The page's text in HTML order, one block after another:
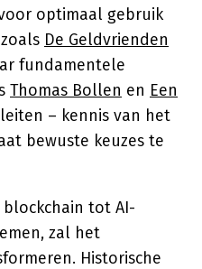
optimaal gebruik
De Geldvrienden
fundamentele
Thomas Bollen en Een
– kennis van het
bewuste keuzes te
tot AI-
zal het
Historische